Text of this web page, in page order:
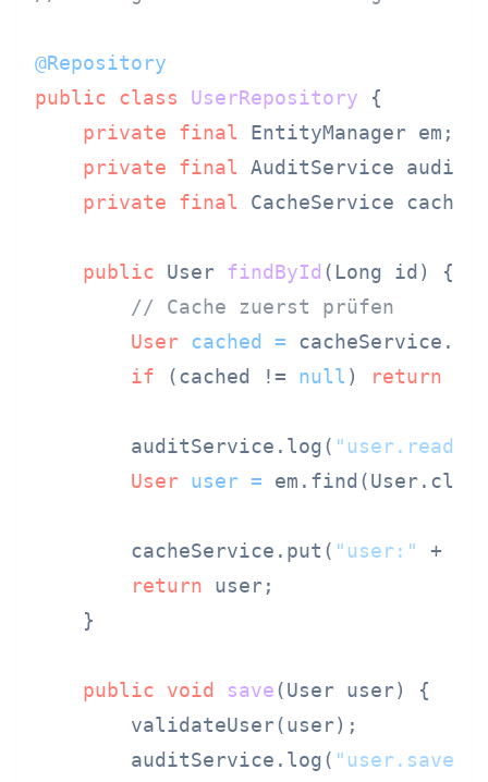
@Repository
public
class UserRepository {
private
final EntityManager em;
private
final AuditService
private
final CacheService
public User findById (Long id)
{
// Cache zuerst prüfen
User
cached =
if (cached != null ) return
        auditService.log(
"user.read"
User
user =
        cacheService.put(
"user:"
+
return user;
    }
public void save(User user)
{
        validateUser(user);
        auditService.log(
"user.save"